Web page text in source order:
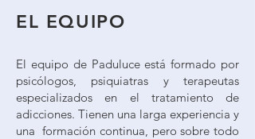
EL EQUIPO
El equipo de Paduluce está formado por
psicólogos, psiquiatras y terapeutas
especializados en el tratamiento de
adicciones. Tienen una larga experiencia y
una formación continua, pero sobre todo